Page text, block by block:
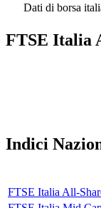
Dati di borsa
FTSE Italia
Indici
FTSE Italia All-